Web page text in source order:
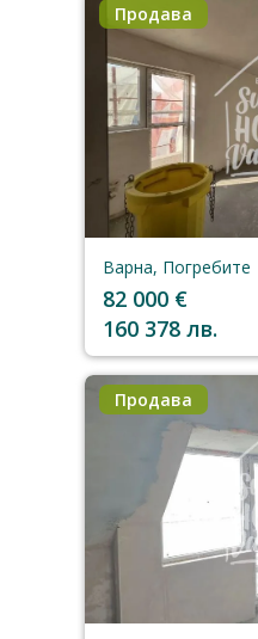
Продава
Варна, Погребите
82 000 €
160 378 лв.
Продава